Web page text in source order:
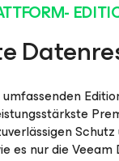
es nur die